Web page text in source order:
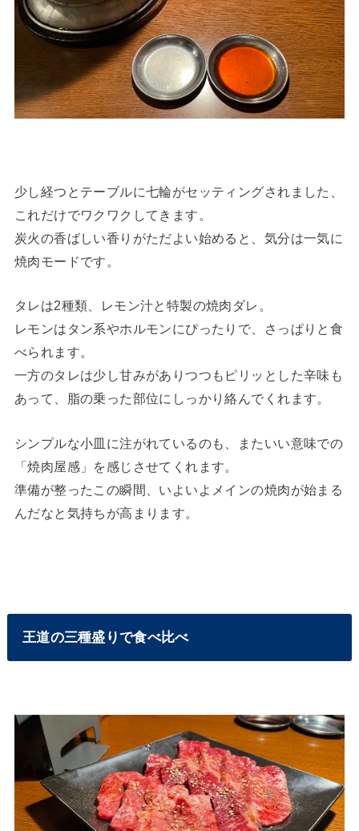
少し経つとテーブルに七輪がセッティングされました、
これだけでワクワクしてきます。
炭火の香ばしい香りがただよい始めると、気分は一気に
焼肉モードです。
タレは2種類、レモン汁と特製の焼肉ダレ。
レモンはタン系やホルモンにぴったりで、さっぱりと食
べられます。
一方のタレは少し甘みがありつつもピリッとした辛味も
あって、脂の乗った部位にしっかり絡んでくれます。
シンプルな小皿に注がれているのも、またいい意味での
「焼肉屋感」を感じさせてくれます。
準備が整ったこの瞬間、いよいよメインの焼肉が始まる
んだなと気持ちが高まります。
王道の三種盛りで食べ比べ